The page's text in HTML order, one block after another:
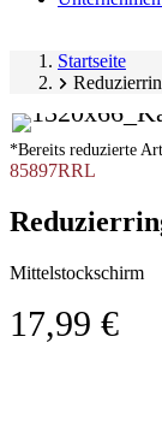
Startseite
*Bereits reduzierte
85897RRL
Mittelstockschirm
17,99 €